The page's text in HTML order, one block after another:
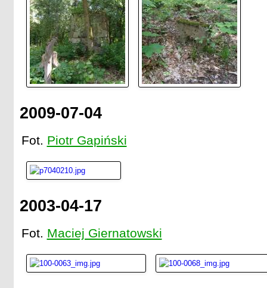
2009-07-04
Fot. Piotr Gapiński
2003-04-17
Fot. Maciej Giernatowski